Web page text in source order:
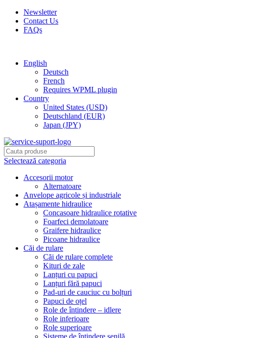
Newsletter
Contact Us
FAQs
English
Deutsch
French
Requires WPML plugin
Country
United States (USD)
Deutschland (EUR)
Japan (JPY)
Selectează categoria
Accesorii motor
Alternatoare
Anvelope agricole și industriale
Atașamente hidraulice
Concasoare hidraulice rotative
Foarfeci demolatoare
Graifere hidraulice
Picoane hidraulice
Căi de rulare
Căi de rulare complete
Kituri de zale
Lanțuri cu papuci
Lanțuri fără papuci
Pad-uri de cauciuc cu bolțuri
Papuci de oțel
Role de întindere – idlere
Role inferioare
Role superioare
Sisteme de întindere șenilă